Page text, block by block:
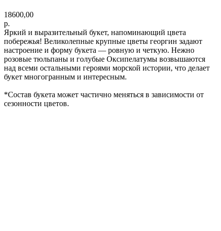
18600,00
р.
Яркий и выразительный букет, напоминающий цвета
побережья! Великолепные крупные цветы георгин задают
настроение и форму букета — ровную и четкую. Нежно
розовые тюльпаны и голубые Оксипелатумы возвышаются
над всеми остальными героями морской истории, что делает
букет многогранным и интересным.
*Cостав букета может частично меняться в зависимости от
сезонности цветов.